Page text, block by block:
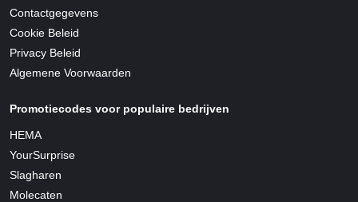
Contactgegevens
Cookie Beleid
Privacy Beleid
Algemene Voorwaarden
Promotiecodes voor populaire bedrijven
HEMA
YourSurprise
Slagharen
Molecaten